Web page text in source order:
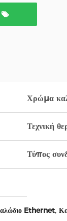
Χρώμα
Τεχνική
Τύπος
Ethernet,